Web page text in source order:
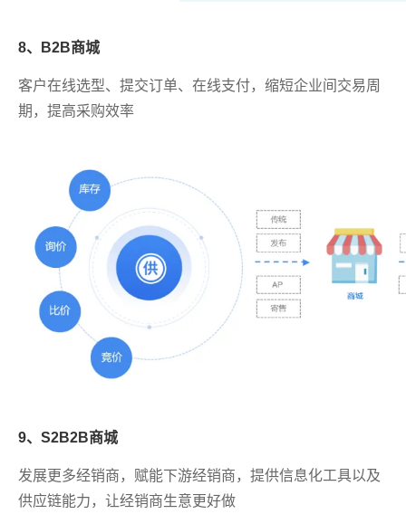
8、B2B商城
客户在线选型、提交订单、在线支付，缩短企业间交易周
期，提高采购效率
9、S2B2B商城
发展更多经销商，赋能下游经销商，提供信息化工具以及
供应链能力，让经销商生意更好做